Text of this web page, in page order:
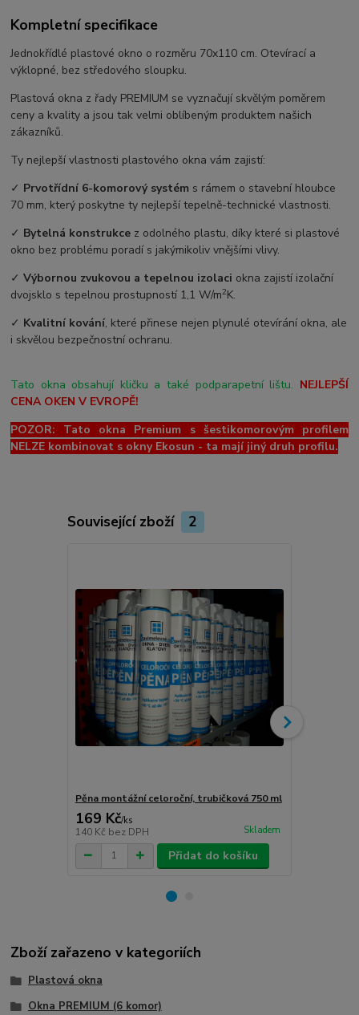
Kompletní specifikace
Jednokřídlé plastové okno o rozměru 70x110 cm. Otevírací a
výklopné, bez středového sloupku.
Plastová okna z řady PREMIUM se vyznačují skvělým poměrem
ceny a kvality a jsou tak velmi oblíbeným produktem našich
zákazníků.
Ty nejlepší vlastnosti plastového okna vám zajistí:
✓ Prvotřídní 6-komorový systém s rámem o stavební hloubce
70 mm, který poskytne ty nejlepší tepelně-technické vlastnosti.
✓ Bytelná konstrukce z odolného plastu, díky které si plastové
okno bez problému poradí s jakýmikoliv vnějšími vlivy.
✓Výbornou zvukovou a tepelnou izolaci okna zajistí izolační
dvojsklo s tepelnou prostupností 1,1 W/m2K.
✓ Kvalitní kování, které přinese nejen plynulé otevírání okna, ale
i skvělou bezpečnostní ochranu.
Tato okna obsahují kličku a také podparapetní lištu. NEJLEPŠÍ
CENA OKEN V EVROPĚ!
POZOR: Tato okna Premium s šestikomorovým profilem
NELZE kombinovat s okny Ekosun - ta mají jiný druh profilu.
Související zboží 2
Pěna montážní celoroční, trubičková 750 ml
169 Kč/ks
140 Kč bez DPH Skladem
Přidat do košíku
Zboží zařazeno v kategoriích
Plastová okna
Okna PREMIUM (6 komor)